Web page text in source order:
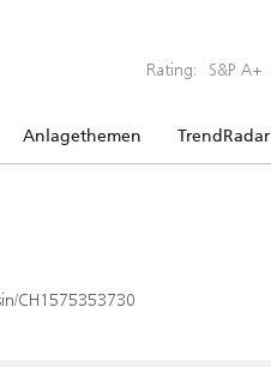
Rating: S&P A+
Anlagethemen TrendRadar
CH1575353730